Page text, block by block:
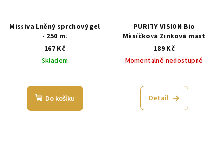
Missiva Lněný sprchový gel
- 250 ml
167 Kč
Skladem
Do košíku
PURITY VISION Bio
Měsíčková Zinková mast
189 Kč
Momentálně nedostupné
Detail